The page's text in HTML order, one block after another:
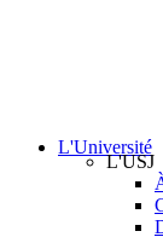
L'Université
L'USJ